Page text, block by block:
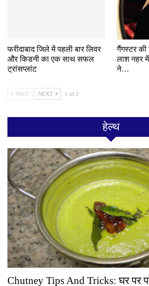
फरीदाबाद जिले में पहली बार लिवर
और किडनी का एक साथ सफल
ट्रांसप्लांट
गैंगस्टर की
लाश नहर में
ने…
PREV NEXT 1 of 2
हेल्थ
Chutney Tips And Tricks: घर पर